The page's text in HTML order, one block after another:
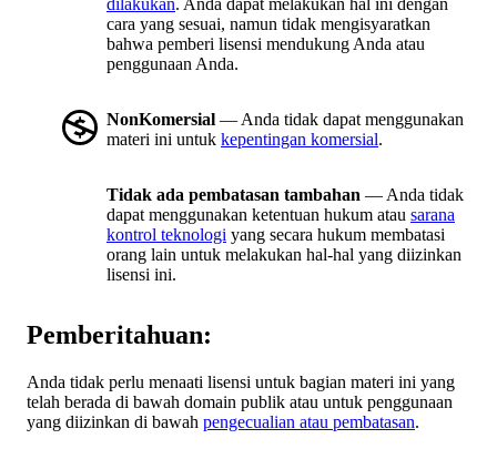
dilakukan. Anda dapat melakukan hal ini dengan
cara yang sesuai, namun tidak mengisyaratkan
bahwa pemberi lisensi mendukung Anda atau
penggunaan Anda.
NonKomersial — Anda tidak dapat menggunakan
materi ini untuk kepentingan komersial.
Tidak ada pembatasan tambahan — Anda tidak
dapat menggunakan ketentuan hukum atau sarana
kontrol teknologi yang secara hukum membatasi
orang lain untuk melakukan hal-hal yang diizinkan
lisensi ini.
Pemberitahuan:
Anda tidak perlu menaati lisensi untuk bagian materi ini yang
telah berada di bawah domain publik atau untuk penggunaan
yang diizinkan di bawah pengecualian atau pembatasan.